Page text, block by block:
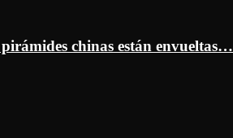
chinas están envueltas…